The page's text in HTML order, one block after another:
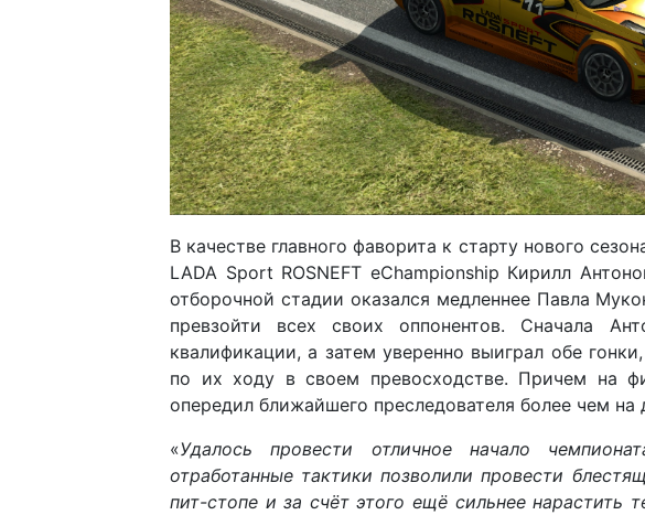
В качестве главного фаворита к старту нового
LADA Sport ROSNEFT eChampionship Кирилл
отборочной стадии оказался медленнее Павла
превзойти всех своих оппонентов. Сначала
квалификации, а затем уверенно выиграл обе
по их ходу в своем превосходстве. Причем на
опередил ближайшего преследователя более чем на
«Удалось провести отличное начало
отработанные тактики позволили провести
пит-стопе и за счёт этого ещё сильнее нарастить